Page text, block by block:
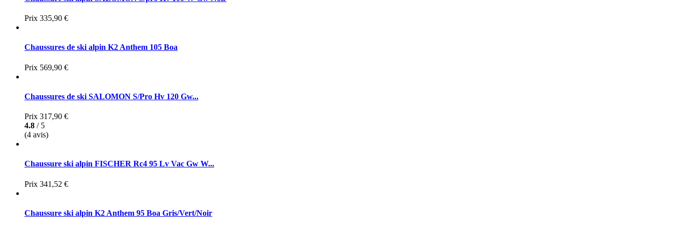
Prix 335,90 €
Chaussures de ski alpin K2 Anthem 105 Boa
Prix 569,90 €
Chaussures de ski SALOMON S/Pro Hv 120 Gw...
Prix 317,90 €
4.8 / 5
(4 avis)
Chaussure ski alpin FISCHER Rc4 95 Lv Vac Gw W...
Prix 341,52 €
Chaussure ski alpin K2 Anthem 95 Boa Gris/Vert/Noir